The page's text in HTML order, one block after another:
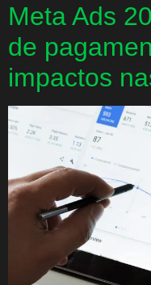
Meta Ads
de
impactos